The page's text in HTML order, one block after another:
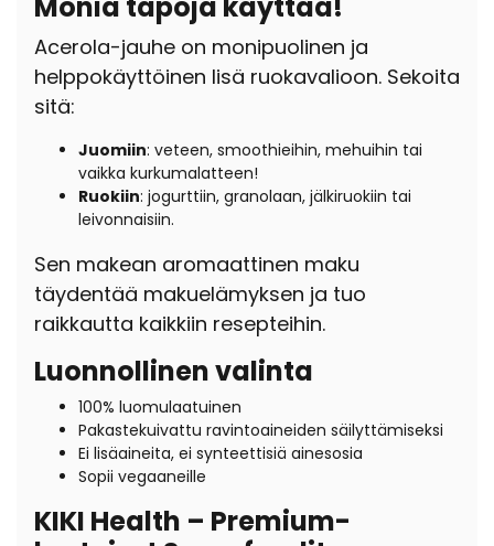
Monia tapoja käyttää!
Acerola-jauhe on monipuolinen ja
helppokäyttöinen lisä ruokavalioon. Sekoita
sitä:
Juomiin: veteen, smoothieihin, mehuihin tai
vaikka kurkumalatteen!
Ruokiin: jogurttiin, granolaan, jälkiruokiin tai
leivonnaisiin.
Sen makean aromaattinen maku
täydentää makuelämyksen ja tuo
raikkautta kaikkiin resepteihin.
Luonnollinen valinta
100% luomulaatuinen
Pakastekuivattu ravintoaineiden säilyttämiseksi
Ei lisäaineita, ei synteettisiä ainesosia
Sopii vegaaneille
KIKI Health – Premium-